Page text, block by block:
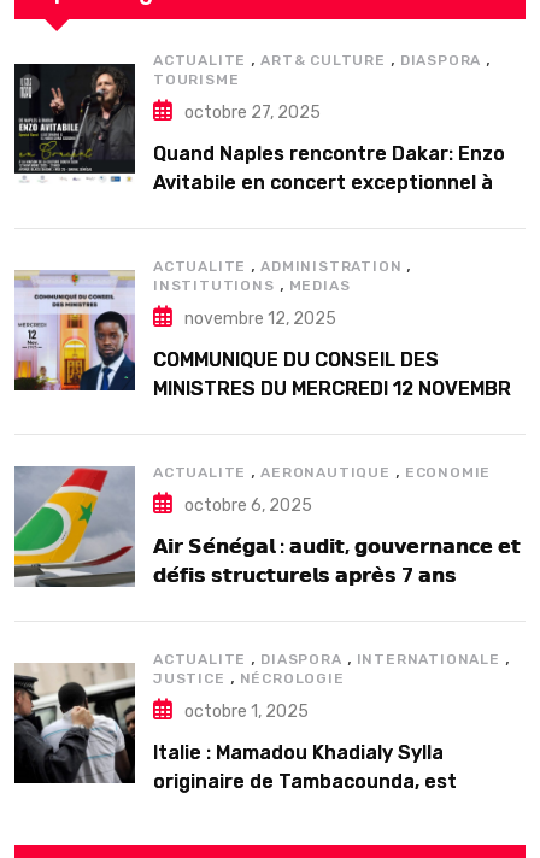
ACTUALITE ,ART& CULTURE , DIASPORA ,
TOURISME
octobre 27, 2025
Quand Naples rencontre Dakar: Enzo
Avitabile en concert exceptionnel à
ACTUALITE ,ADMINISTRATION ,
INSTITUTIONS , MEDIAS
novembre 12, 2025
COMMUNIQUE DU CONSEIL DES
MINISTRES DU MERCREDI 12 NOVEMBRE
ACTUALITE ,AERONAUTIQUE , ECONOMIE
octobre 6, 2025
𝗔𝗶𝗿 𝗦𝗲́𝗻𝗲́𝗴𝗮𝗹 : 𝗮𝘂𝗱𝗶𝘁, 𝗴𝗼𝘂𝘃𝗲𝗿𝗻𝗮𝗻𝗰𝗲 𝗲𝘁
𝗱𝗲́𝗳𝗶𝘀 𝘀𝘁𝗿𝘂𝗰𝘁𝘂𝗿𝗲𝗹𝘀 𝗮𝗽𝗿𝗲̀𝘀 7 𝗮𝗻𝘀
ACTUALITE , DIASPORA , INTERNATIONALE ,
JUSTICE , NÉCROLOGIE
octobre 1, 2025
Italie : Mamadou Khadialy Sylla
originaire de Tambacounda, est
arrestation